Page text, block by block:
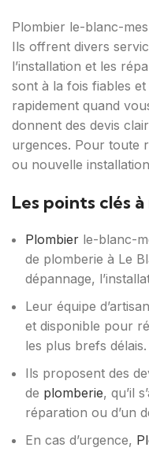
Plombier le-blanc-
Ils offrent divers
l’installation et les
sont à la fois fiables
rapidement quand
donnent des devis
urgences. Pour toute
ou nouvelle
Les points clés
Plombier le-blanc-
de plomberie à Le
dépannage,
Leur équipe
et disponible pour
les plus brefs délais.
Ils proposent des
de plomberie, qu’il
réparation ou d’un
En cas d’urgence,